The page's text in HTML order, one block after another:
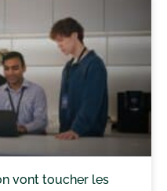
vont toucher les